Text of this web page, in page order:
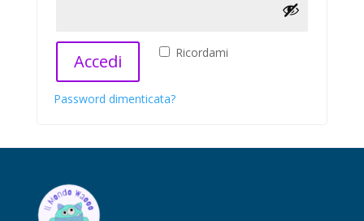
Ricordami
Accedi
Password dimenticata?